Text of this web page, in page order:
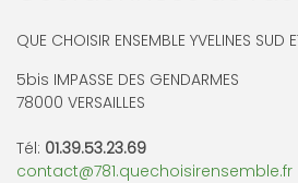
QUE CHOISIR ENSEMBLE YVELINES SUD
5bis IMPASSE DES GENDARMES
78000 VERSAILLES
Tél: 01.39.53.23.69
contact@781.quechoisirensemble.fr